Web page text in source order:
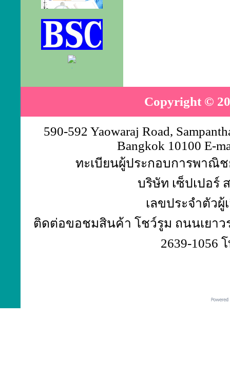
Copyright ©
590-592 Yaowaraj Road,
Bangkok 10100 E-
ทะเบียนผู้ประกอบการพาณิช
บริษัท เซ็ปเปอร์
เลขประจำตัวผู้
ติดต่อขอชมสินค้า โชว์รูม ถนนเยาวร
2639-1056